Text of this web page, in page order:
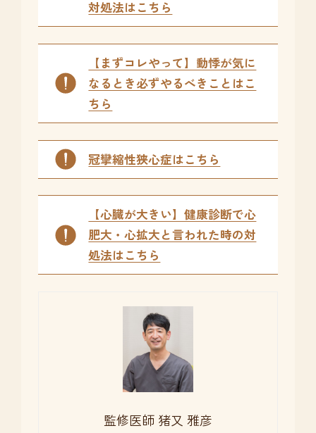
対処法はこちら
【まずコレやって】動悸が気に
なるとき必ずやるべきことはこ
ちら
冠攣縮性狭心症はこちら
【心臓が大きい】健康診断で心
肥大・心拡大と言われた時の対
処法はこちら
監修医師 猪又 雅彦